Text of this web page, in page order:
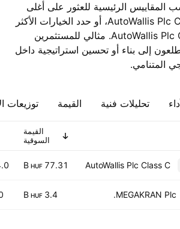
المقاييس الرئيسية للعثور على أغلى
الأسهم مثل AutoWallis Plc Class C، أو حدد الخيارات الأكثر
تداولًا، مثل AutoWallis Plc Class C. مثالي للمستثمرين
إلى بناء أو تحسين استراتيجية داخل
المتنامي.
تحليلات فنية القيمة توزيعات
القيمة
السوقية
AutoWallis Plc Class C
77.31 B
HUF
MEGAKRAN Plc.
3.4 B
HUF